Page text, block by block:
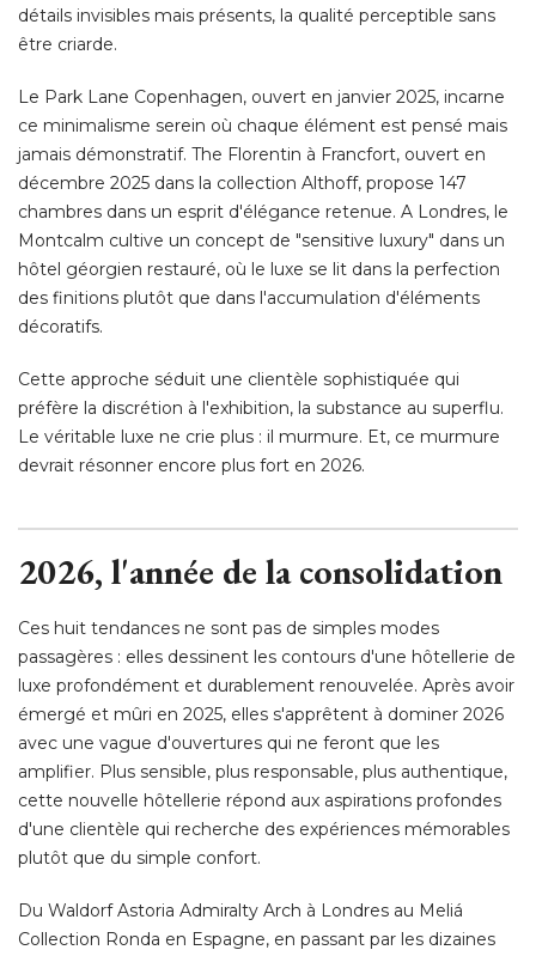
détails invisibles mais présents, la qualité perceptible sans
être criarde.
Le Park Lane Copenhagen, ouvert en janvier 2025, incarne
ce minimalisme serein où chaque élément est pensé mais
jamais démonstratif. The Florentin à Francfort, ouvert en
décembre 2025 dans la collection Althoff, propose 147
chambres dans un esprit d'élégance retenue. A Londres, le
Montcalm cultive un concept de "sensitive luxury" dans un
hôtel géorgien restauré, où le luxe se lit dans la perfection
des finitions plutôt que dans l'accumulation d'éléments
décoratifs.
Cette approche séduit une clientèle sophistiquée qui
préfère la discrétion à l'exhibition, la substance au superflu.
Le véritable luxe ne crie plus : il murmure. Et, ce murmure
devrait résonner encore plus fort en 2026.
2026, l'année de la consolidation
Ces huit tendances ne sont pas de simples modes
passagères : elles dessinent les contours d'une hôtellerie de
luxe profondément et durablement renouvelée. Après avoir
émergé et mûri en 2025, elles s'apprêtent à dominer 2026
avec une vague d'ouvertures qui ne feront que les
amplifier. Plus sensible, plus responsable, plus authentique,
cette nouvelle hôtellerie répond aux aspirations profondes
d'une clientèle qui recherche des expériences mémorables
plutôt que du simple confort.
Du Waldorf Astoria Admiralty Arch à Londres au Meliá
Collection Ronda en Espagne, en passant par les dizaines